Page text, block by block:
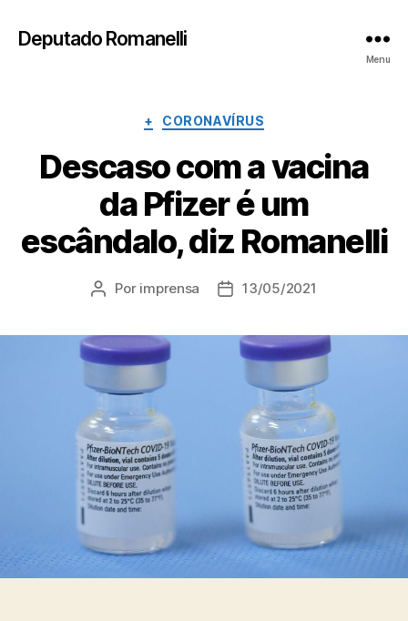
Deputado Romanelli
Menu
Categorias
+ CORONAVÍRUS
Descaso com a vacina
da Pfizer é um
escândalo, diz Romanelli
Autor
Por imprensa
Data13/05/2021